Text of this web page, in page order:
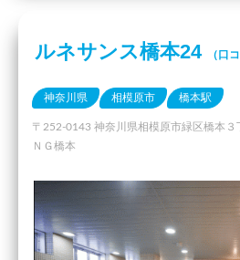
ルネサンス橋本24 （口
神奈川県 相模原市 橋本駅
〒252-0143 神奈川県相模原市緑区橋本３
ＮＧ橋本